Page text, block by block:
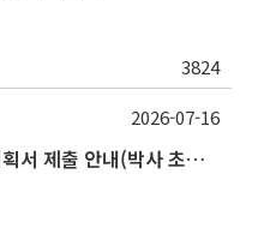
3824
2026학년도 2학기 논문작성계획서 제출 안내(박사 초심 일정 포함)_Thesis Proposal
2026-07-16